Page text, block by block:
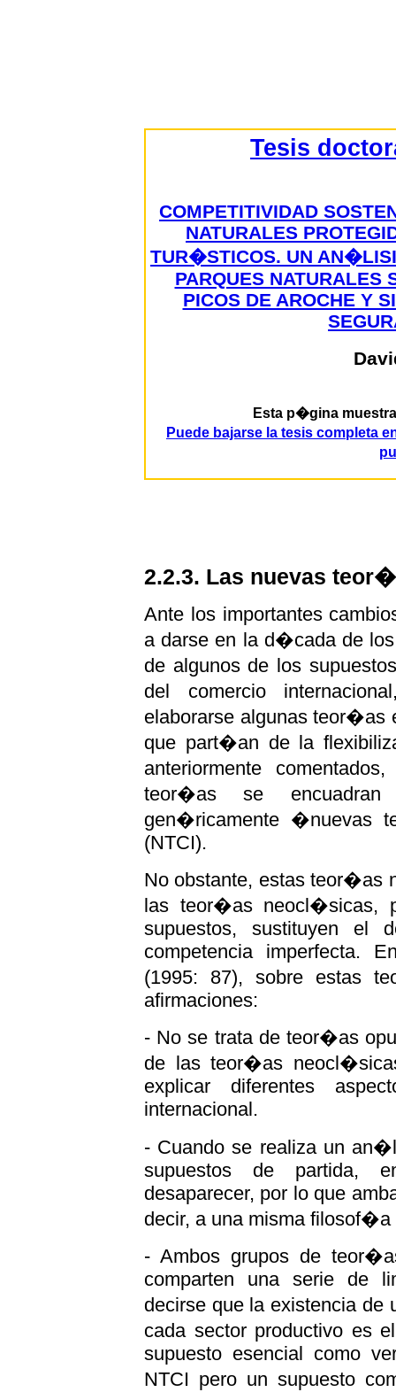
Tesis
COMPETITIVIDAD
NATURALES
TUR�STICOS. UN
PARQUES NATURALES
PICOS DE AROCHE Y
Esta p�gina
Puede bajarse la tesis completa
2.2.3. Las nuevas
Ante los importantes
a darse en la d�cada de
de algunos de los
del comercio
elaborarse algunas teor�as
que part�an de la
anteriormente
teor�as se
gen�ricamente �nuevas
(NTCI).
No obstante, estas teor�as
las teor�as neocl�sicas,
supuestos, sustituyen el
competencia imperfecta.
(1995: 87), sobre estas
afirmaciones:
- No se trata de teor�as
de las teor�as
explicar diferentes
internacional.
- Cuando se realiza un
supuestos de partida,
desaparecer, por lo que
decir, a una misma
- Ambos grupos de
comparten una serie de
decirse que la existencia
cada sector productivo es
supuesto esencial como
NTCI pero un supuesto